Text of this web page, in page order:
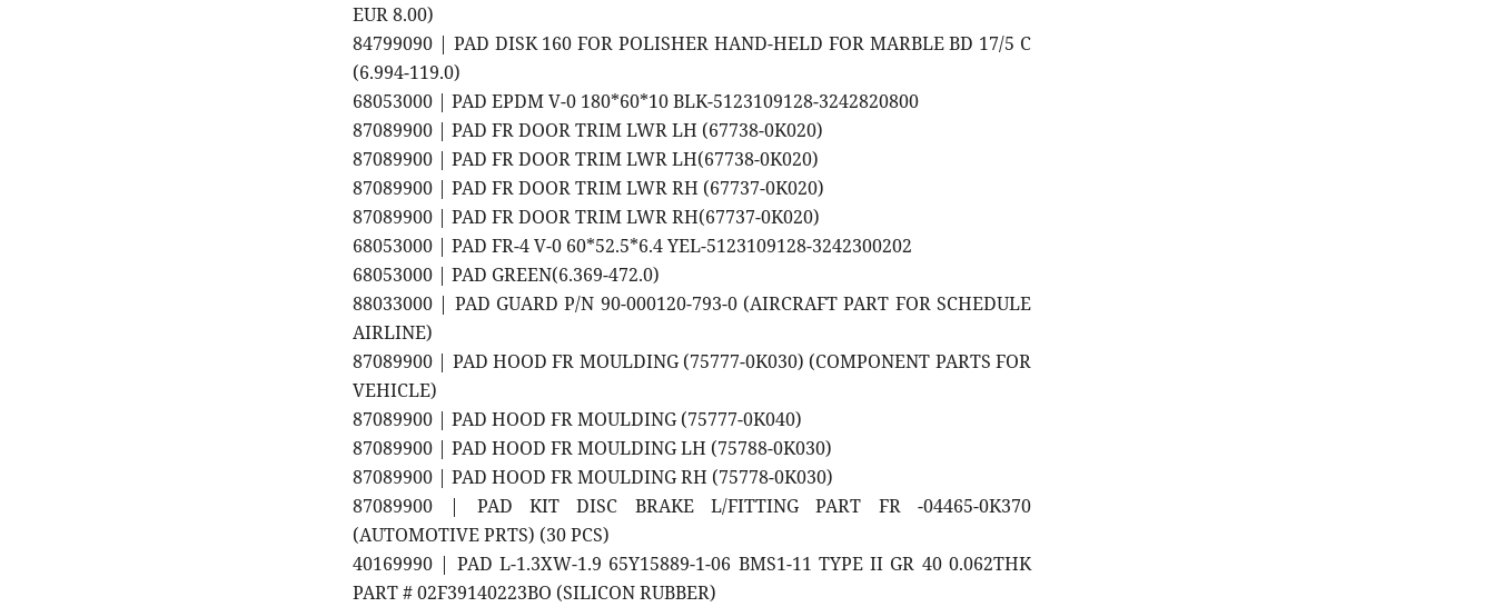
EUR 8.00)
84799090 | PAD DISK 160 FOR POLISHER HAND-HELD FOR MARBLE BD 17/5 C
(6.994-119.0)
68053000 | PAD EPDM V-0 180*60*10 BLK-5123109128-3242820800
87089900 | PAD FR DOOR TRIM LWR LH (67738-0K020)
87089900 | PAD FR DOOR TRIM LWR LH(67738-0K020)
87089900 | PAD FR DOOR TRIM LWR RH (67737-0K020)
87089900 | PAD FR DOOR TRIM LWR RH(67737-0K020)
68053000 | PAD FR-4 V-0 60*52.5*6.4 YEL-5123109128-3242300202
68053000 | PAD GREEN(6.369-472.0)
88033000 | PAD GUARD P/N 90-000120-793-0 (AIRCRAFT PART FOR SCHEDULE
AIRLINE)
87089900 | PAD HOOD FR MOULDING (75777-0K030) (COMPONENT PARTS FOR
VEHICLE)
87089900 | PAD HOOD FR MOULDING (75777-0K040)
87089900 | PAD HOOD FR MOULDING LH (75788-0K030)
87089900 | PAD HOOD FR MOULDING RH (75778-0K030)
87089900 | PAD KIT DISC BRAKE L/FITTING PART FR -04465-0K370
(AUTOMOTIVE PRTS) (30 PCS)
40169990 | PAD L-1.3XW-1.9 65Y15889-1-06 BMS1-11 TYPE II GR 40 0.062THK
PART # 02F39140223BO (SILICON RUBBER)